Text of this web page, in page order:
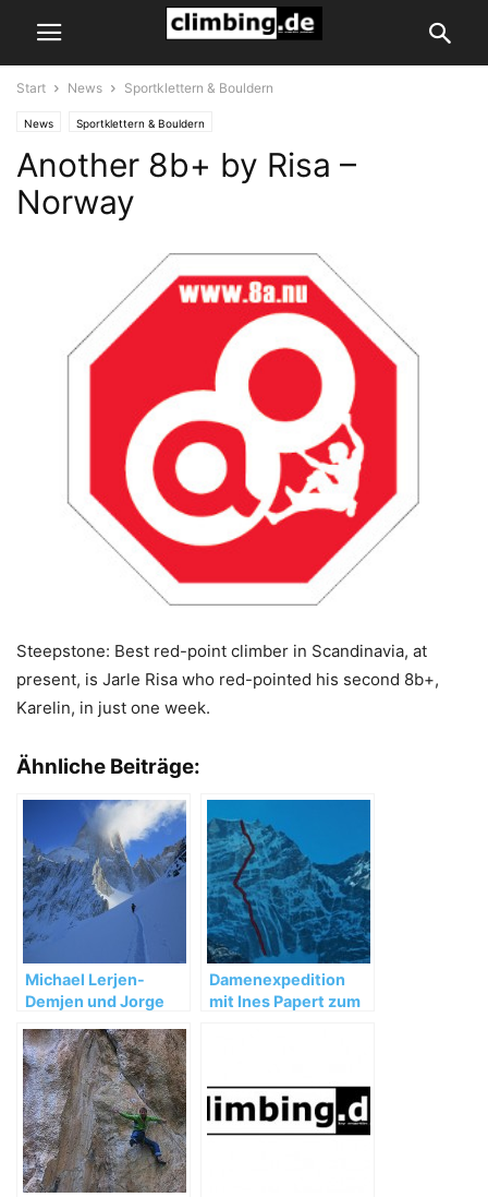
Start News Sportklettern & Bouldern
News Sportklettern & Bouldern
Another 8b+ by Risa –
Norway
Steepstone: Best red-point climber in Scandinavia, at
present, is Jarle Risa who red-pointed his second 8b+,
Karelin, in just one week.
Ähnliche Beiträge:
Michael Lerjen-
Demjen und Jorge
Winterbesteigung in
Patagonien 2012
Damenexpedition
mit Ines Papert zum